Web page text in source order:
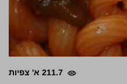
211.7 א' צפיות